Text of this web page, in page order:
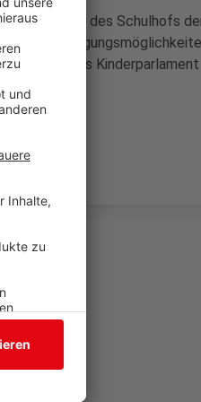
des Schulhofs
und
gegründetes Kinderparlament